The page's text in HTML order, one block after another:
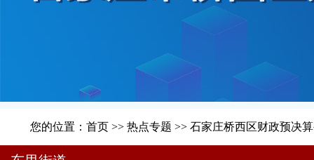
您的位置： 首页 >> 热点专题 >> 石家庄桥西区财政预决